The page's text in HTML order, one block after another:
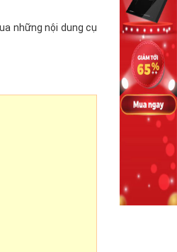
những nội dung cụ